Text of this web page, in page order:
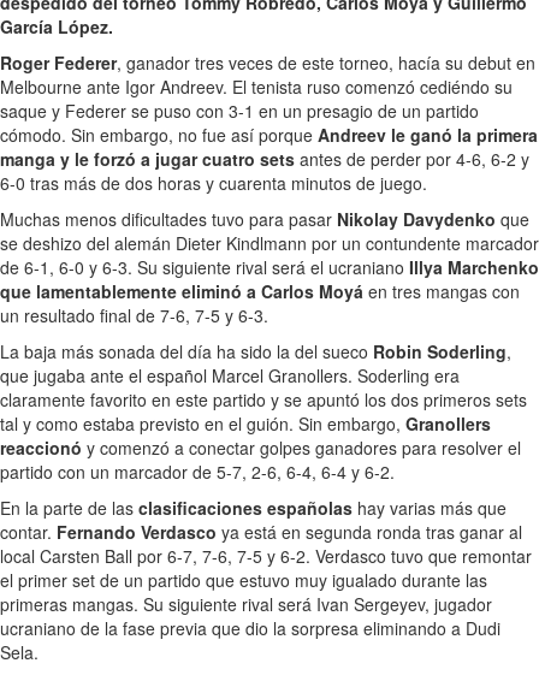
García López.
Roger Federer, ganador tres veces de este torneo, hacía su debut en
Melbourne ante Igor Andreev. El tenista ruso comenzó cediéndo su
saque y Federer se puso con 3-1 en un presagio de un partido
cómodo. Sin embargo, no fue así porque Andreev le ganó la primera
manga y le forzó a jugar cuatro sets antes de perder por 4-6, 6-2 y
6-0 tras más de dos horas y cuarenta minutos de juego.
Muchas menos dificultades tuvo para pasar Nikolay Davydenko que
se deshizo del alemán Dieter Kindlmann por un contundente marcador
de 6-1, 6-0 y 6-3. Su siguiente rival será el ucraniano Illya Marchenko
que lamentablemente eliminó a Carlos Moyá en tres mangas con
un resultado final de 7-6, 7-5 y 6-3.
La baja más sonada del día ha sido la del sueco Robin Soderling,
que jugaba ante el español Marcel Granollers. Soderling era
claramente favorito en este partido y se apuntó los dos primeros sets
tal y como estaba previsto en el guión. Sin embargo, Granollers
reaccionó y comenzó a conectar golpes ganadores para resolver el
partido con un marcador de 5-7, 2-6, 6-4, 6-4 y 6-2.
En la parte de las clasificaciones españolas hay varias más que
contar. Fernando Verdasco ya está en segunda ronda tras ganar al
local Carsten Ball por 6-7, 7-6, 7-5 y 6-2. Verdasco tuvo que remontar
el primer set de un partido que estuvo muy igualado durante las
primeras mangas. Su siguiente rival será Ivan Sergeyev, jugador
ucraniano de la fase previa que dio la sorpresa eliminando a Dudi
Sela.